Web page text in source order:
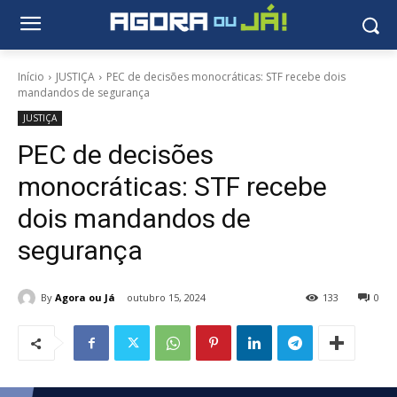
Início JUSTIÇA
PEC de decisões monocráticas: STF recebe dois
mandandos de segurança
JUSTIÇA
PEC de decisões
monocráticas: STF recebe
dois mandandos de
segurança
By Agora ou Já outubro 15, 2024 0
133